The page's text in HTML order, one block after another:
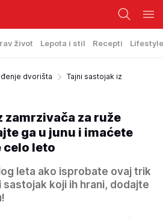
život Lepota i stil Recepti Lifestyle
dvorišta
Tajni sastojak iz
zamrzivača za ruže
ga u junu i imaćete
leto
leta ako isprobate ovaj trik
sastojak koji ih hrani, dodajte